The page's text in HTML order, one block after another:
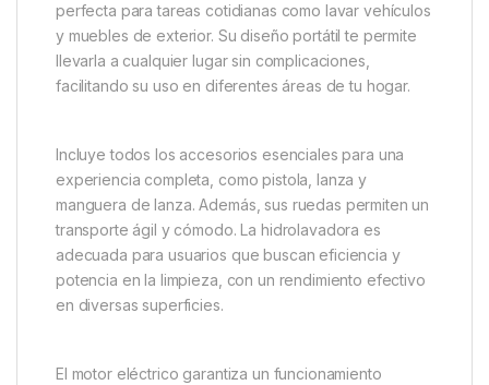
perfecta para tareas cotidianas como lavar vehículos
y muebles de exterior. Su diseño portátil te permite
llevarla a cualquier lugar sin complicaciones,
facilitando su uso en diferentes áreas de tu hogar.
Incluye todos los accesorios esenciales para una
experiencia completa, como pistola, lanza y
manguera de lanza. Además, sus ruedas permiten un
transporte ágil y cómodo. La hidrolavadora es
adecuada para usuarios que buscan eficiencia y
potencia en la limpieza, con un rendimiento efectivo
en diversas superficies.
El motor eléctrico garantiza un funcionamiento